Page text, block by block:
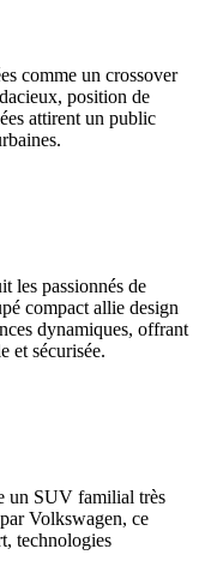
comme un crossover
position de
attirent un public
les passionnés de
compact allie design
dynamiques, offrant
et sécurisée.
un SUV familial très
Volkswagen, ce
technologies